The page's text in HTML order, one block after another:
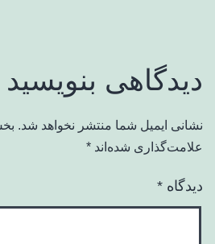
دیدگاهی بنویسید
نشانی ایمیل شما منتشر نخواهد شد.
علامت‌گذاری شده‌اند *
دیدگاه *